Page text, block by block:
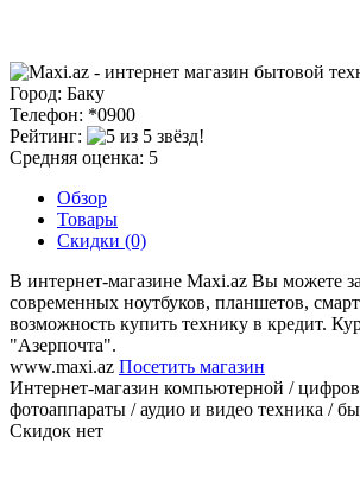
Город: Баку
Телефон: *0900
Рейтинг:
Средняя оценка: 5
Обзор
Товары
Скидки (0)
В интернет-магазине Maxi.az Вы можете
современных ноутбуков, планшетов,
возможность купить технику в кредит.
"Азерпочта".
www.maxi.az Посетить магазин
Интернет-магазин компьютерной /
фотоаппараты / аудио и видео техника /
Скидок нет